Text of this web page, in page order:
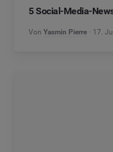
5 Social-Media-
Von Yasmin Pierre 17.